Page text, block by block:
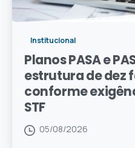
Institucional
Planos PASA e
estrutura de dez
conforme
STF
05/08/2026